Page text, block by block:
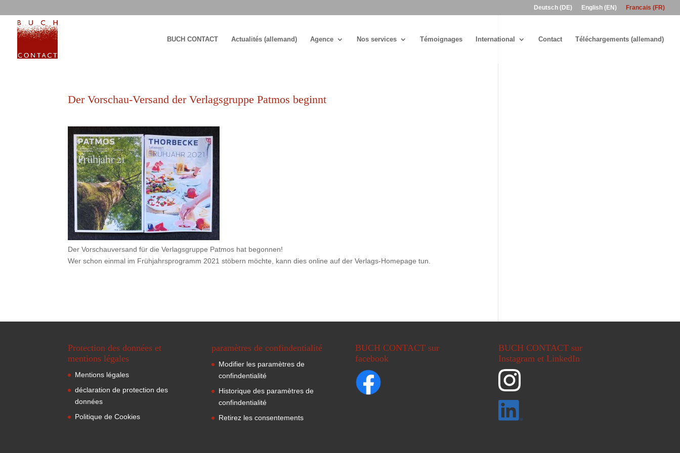
Deutsch (DE) English (EN) Francais (FR)
BUCH CONTACT Actualités (allemand) Agence Nos services Témoignages International Contact Téléchargements (allemand)
Der Vorschau-Versand der Verlagsgruppe Patmos beginnt
Der Vorschauversand für die Verlagsgruppe Patmos hat begonnen!
Wer schon einmal im Frühjahrsprogramm 2021 stöbern möchte, kann dies online auf der Verlags-Homepage tun.
Protection des données et
mentions légales
Mentions légales
déclaration de protection des
données
Politique de Cookies
paramètres de confindentialité
Modifier les paramètres de
confindentialité
Historique des paramètres de
confindentialité
Retirez les consentements
BUCH CONTACT sur
facebook
BUCH CONTACT sur
Instagram et LinkedIn